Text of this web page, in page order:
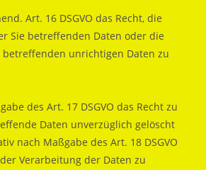
Art. 16 DSGVO das Recht, die
Sie betreffenden Daten oder die
betreffenden unrichtigen Daten zu
des Art. 17 DSGVO das Recht zu
Daten unverzüglich gelöscht
nach Maßgabe des Art. 18 DSGVO
Verarbeitung der Daten zu